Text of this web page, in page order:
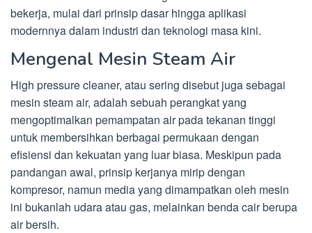
bekerja, mulai dari prinsip dasar hingga aplikasi
modernnya dalam industri dan teknologi masa kini.
Mengenal Mesin Steam Air
High pressure cleaner, atau sering disebut juga sebagai
mesin steam air, adalah sebuah perangkat yang
mengoptimalkan pemampatan air pada tekanan tinggi
untuk membersihkan berbagai permukaan dengan
efisiensi dan kekuatan yang luar biasa. Meskipun pada
pandangan awal, prinsip kerjanya mirip dengan
kompresor, namun media yang dimampatkan oleh mesin
ini bukanlah udara atau gas, melainkan benda cair berupa
air bersih.